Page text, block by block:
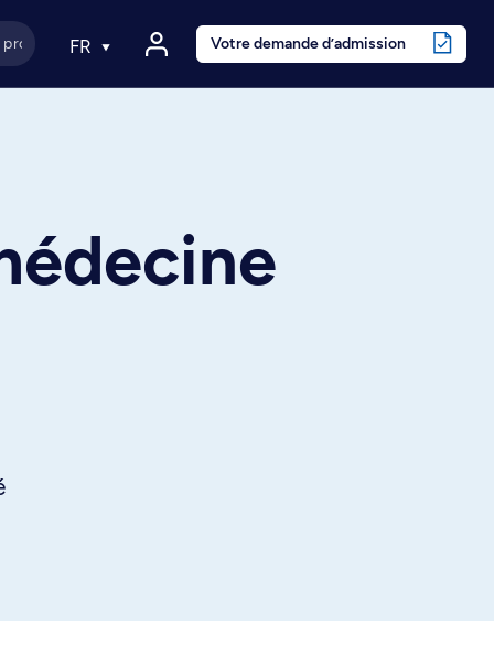
FR Votre demande d’admission